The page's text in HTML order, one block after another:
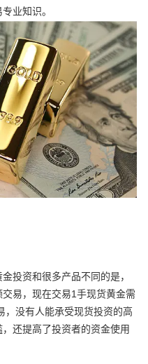
业知识。
资和很多产品不同的是，
易，现在交易1手现货黄金需
，没有人能承受现货投资的高
还提高了投资者的资金使用